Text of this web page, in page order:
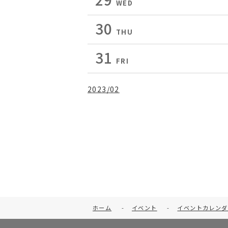
WED
30 THU
31 FRI
2023/02
ホーム - イベント - イベントカレン